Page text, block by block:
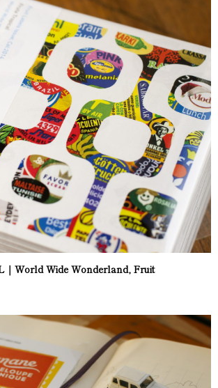
World Wide Wonderland, Fruit